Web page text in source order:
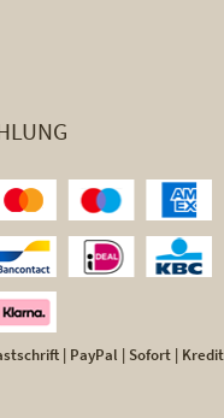
| PayPal | Sofort |